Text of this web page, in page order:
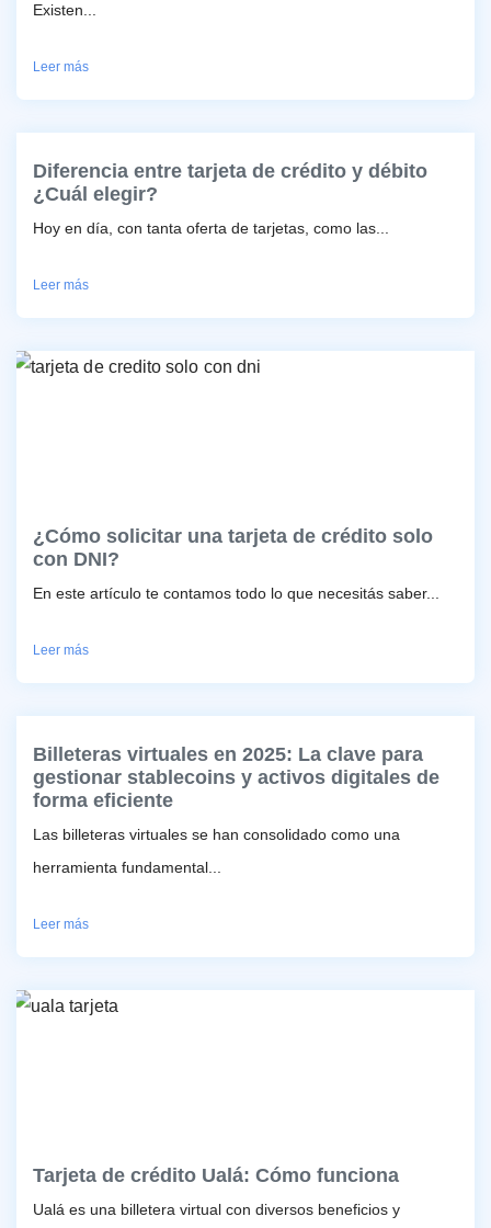
Existen...
Leer más
Diferencia entre tarjeta de crédito y débito
¿Cuál elegir?
Hoy en día, con tanta oferta de tarjetas, como las...
Leer más
¿Cómo solicitar una tarjeta de crédito solo
con DNI?
En este artículo te contamos todo lo que necesitás saber...
Leer más
Billeteras virtuales en 2025: La clave para
gestionar stablecoins y activos digitales de
forma eficiente
Las billeteras virtuales se han consolidado como una
herramienta fundamental...
Leer más
Tarjeta de crédito Ualá: Cómo funciona
Ualá es una billetera virtual con diversos beneficios y